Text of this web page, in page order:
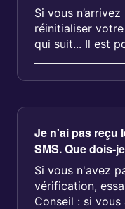
Si vous
réinitialiser
qui suit... Il est
s...
Je n'ai pas reçu
SMS. Que dois-
Si vous n'avez
vérification,
Conseil : si